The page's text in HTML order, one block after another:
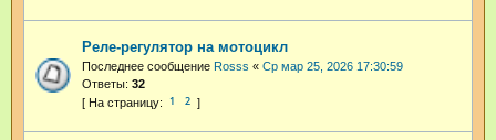
Реле-регулятор на мотоцикл
Последнее сообщение Rosss « Ср мар 25, 2026 17:30:59
Ответы: 32
1 2